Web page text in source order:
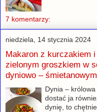
7 komentarzy:
niedziela, 14 stycznia 2024
Makaron z kurczakiem i
zielonym groszkiem w
dyniowo – śmietanowym
Dynia –
dostać ja
dynię, to